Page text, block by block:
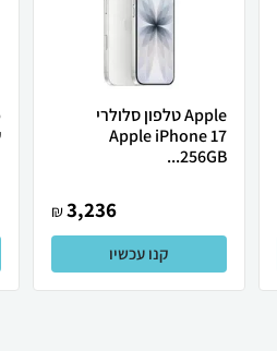
Apple טלפון סלולרי
Apple iPhone 17
256GB...
3,236
₪
קנו עכשיו